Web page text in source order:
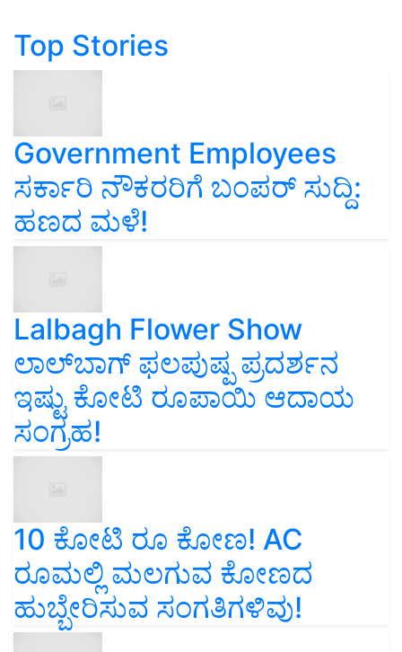
Top Stories
Government Employees
ಸರ್ಕಾರಿ ನೌಕರರಿಗೆ ಬಂಪರ್‌ ಸುದ್ದಿ:
ಹಣದ ಮಳೆ!
Lalbagh Flower Show
ಲಾಲ್‌ಬಾಗ್ ಫಲಪುಷ್ಪ ಪ್ರದರ್ಶನ
ಇಷ್ಟು ಕೋಟಿ ರೂಪಾಯಿ ಆದಾಯ
ಸಂಗ್ರಹ!
10 ಕೋಟಿ ರೂ ಕೋಣ! AC
ರೂಮಲ್ಲಿ ಮಲಗುವ ಕೋಣದ
ಹುಬ್ಬೇರಿಸುವ ಸಂಗತಿಗಳಿವು!